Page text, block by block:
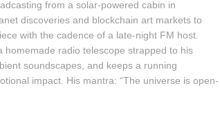
from a solar-powered cabin in
discoveries and blockchain art markets to
with the cadence of a late-night FM host.
homemade radio telescope strapped to his
soundscapes, and keeps a running
impact. His mantra: “The universe is open-